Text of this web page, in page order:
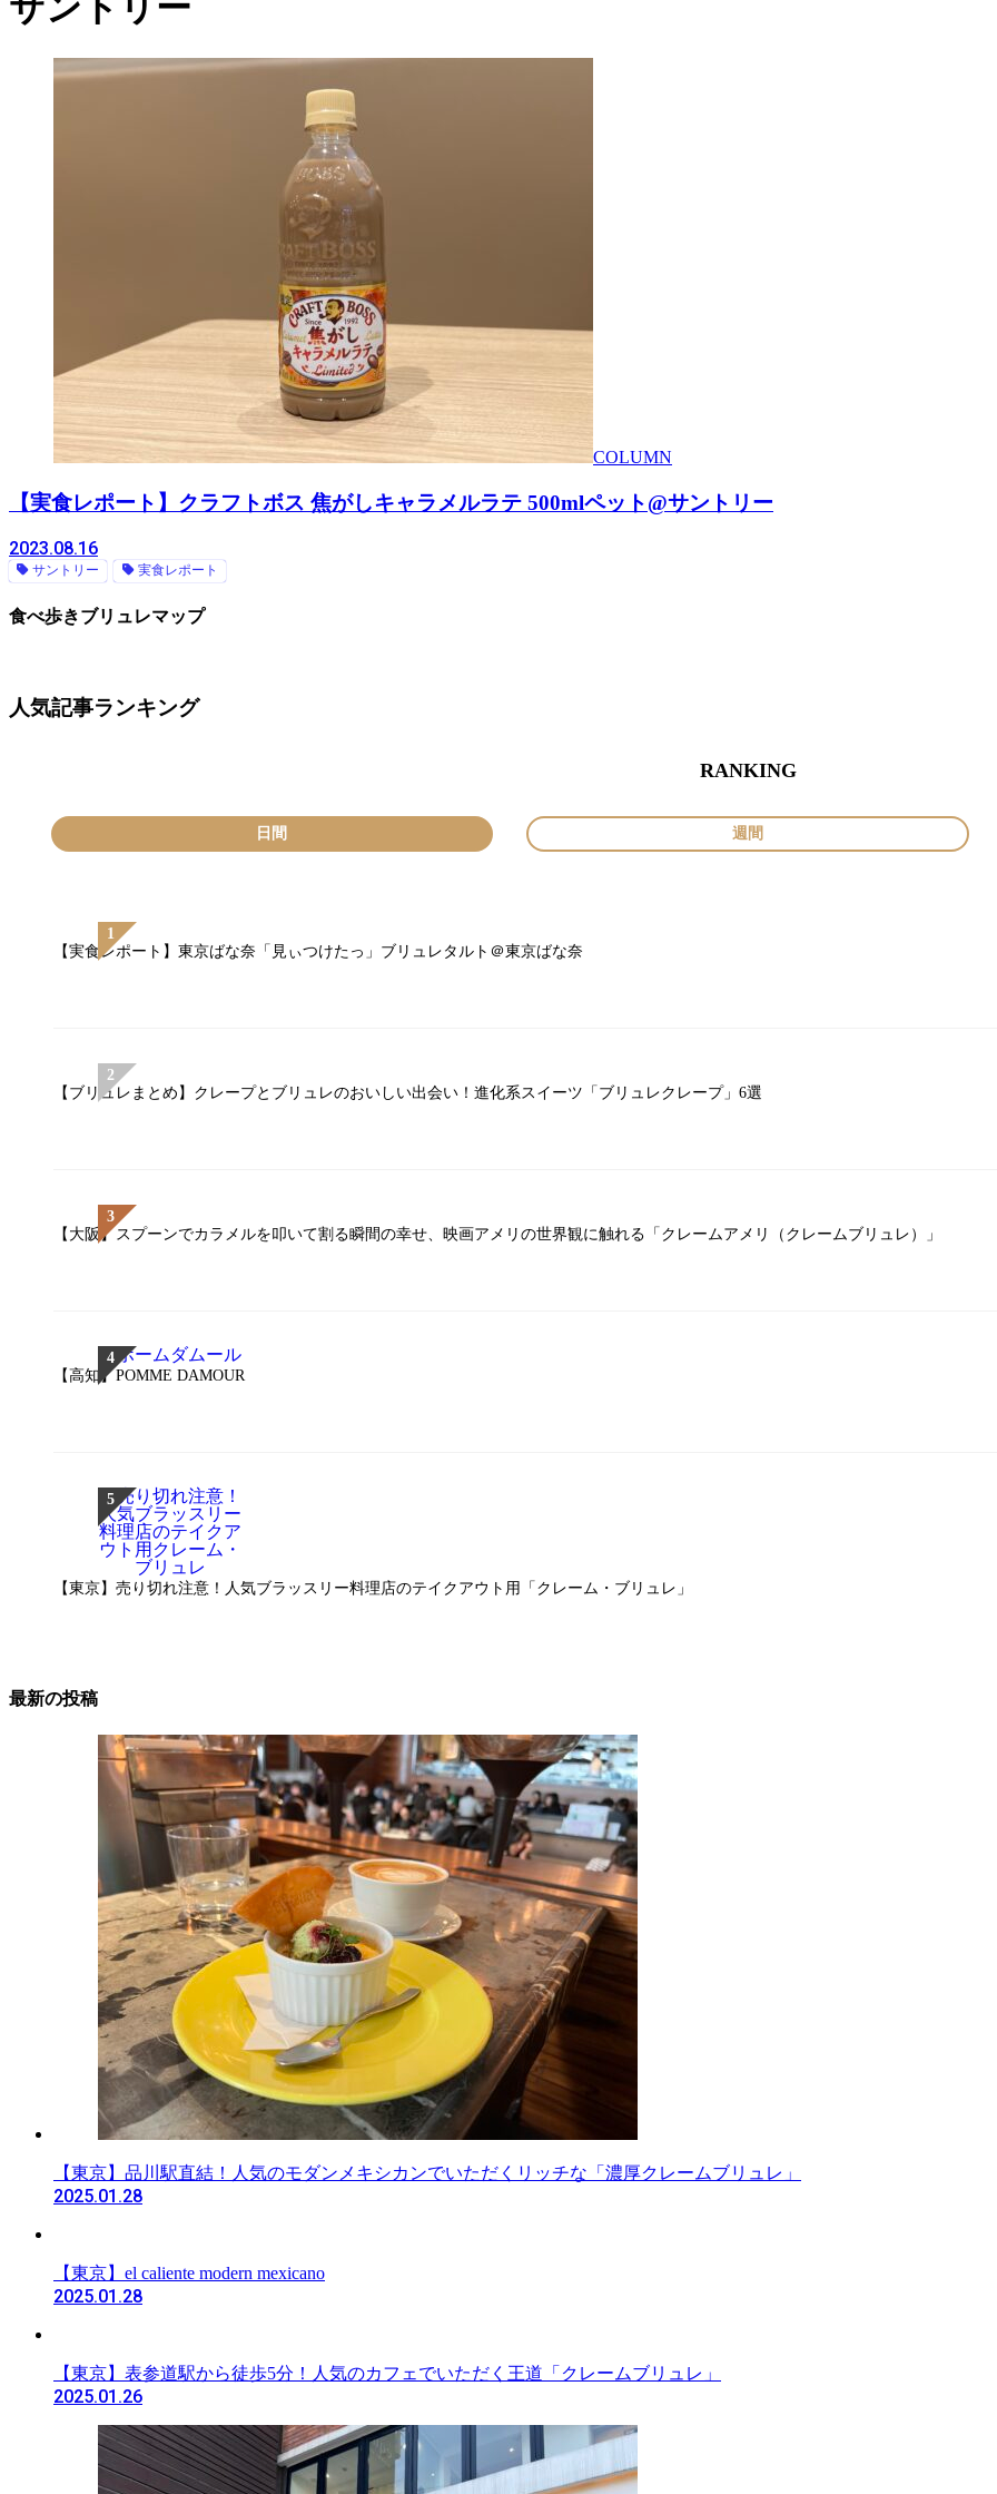
サントリー
COLUMN
【実食レポート】クラフトボス 焦がしキャラメルラテ 500mlペット@サントリー
2023.08.16
サントリー 実食レポート
食べ歩きブリュレマップ
人気記事ランキング
RANKING
日間 週間
【実食レポート】東京ばな奈「見ぃつけたっ」ブリュレタルト＠東京ばな奈
【ブリュレまとめ】クレープとブリュレのおいしい出会い！進化系スイーツ「ブリュレクレープ」6選
【大阪】スプーンでカラメルを叩いて割る瞬間の幸せ、映画アメリの世界観に触れる「クレームアメリ（クレームブリュレ）」
【高知】POMME DAMOUR
【東京】売り切れ注意！人気ブラッスリー料理店のテイクアウト用「クレーム・ブリュレ」
最新の投稿
【東京】品川駅直結！人気のモダンメキシカンでいただくリッチな「濃厚クレームブリュレ」
2025.01.28
【東京】el caliente modern mexicano
2025.01.28
【東京】表参道駅から徒歩5分！人気のカフェでいただく王道「クレームブリュレ」
2025.01.26